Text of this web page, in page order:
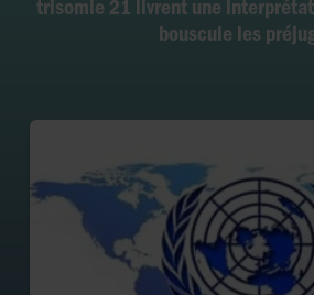
trisomie 21 livrent une
bouscule les